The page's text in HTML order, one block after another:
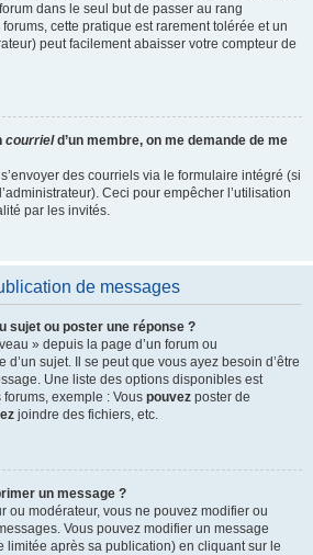
dans le seul but de passer au rang
cette pratique est rarement tolérée et un
peut facilement abaisser votre compteur de
courrield’un membre, on me demande de me
des courriels via le formulaire intégré (si
Ceci pour empêcher l’utilisation
par les invités.
de messages
sujet ou poster une réponse ?
» depuis la page d’un forum ou
sujet. Il se peut que vous ayez besoin d’être
Une liste des options disponibles est
exemple : Vous pouvez poster de
joindre des fichiers, etc.
un message ?
ou modérateur, vous ne pouvez modifier ou
Vous pouvez modifier un message
limitée après sa publication) en cliquant sur le